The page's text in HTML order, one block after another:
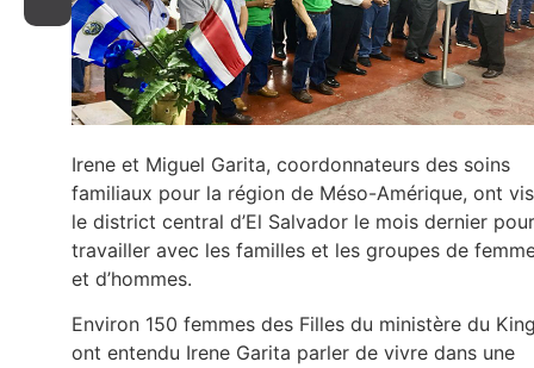
Irene et Miguel Garita, coordonnateurs des soins
familiaux pour la région de Méso-Amérique, ont
le district central d’El Salvador le mois dernier pour
travailler avec les familles et les groupes de
et d’hommes.
Environ 150 femmes des Filles du ministère du
ont entendu Irene Garita parler de vivre dans une